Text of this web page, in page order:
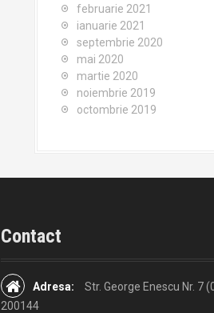
februarie 2021
ianuarie 2021
septembrie 2020
mai 2020
martie 2020
noiembrie 2019
octombrie 2019
Contact
Adresa:
Str. George Enescu Nr. 7
200144